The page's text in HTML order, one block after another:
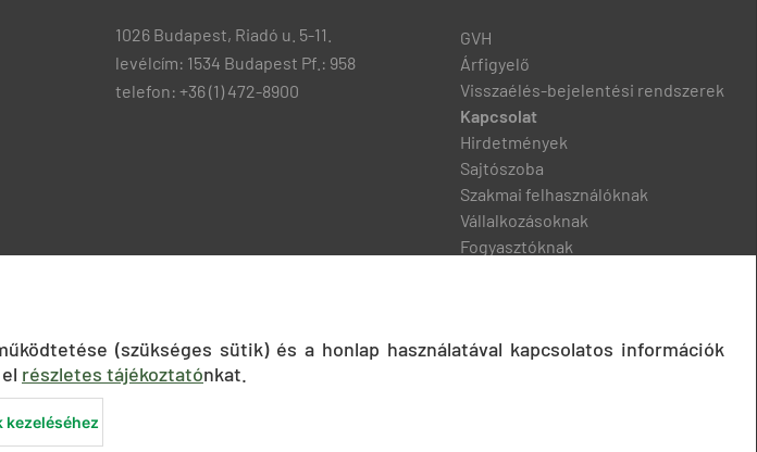
1026 Budapest, Riadó u. 5-11.
levélcím: 1534 Budapest Pf.: 958
telefon: +36 (1) 472-8900
GVH
Árfigyelő
Visszaélés-bejelentési rendszerek
Kapcsolat
Hirdetmények
Sajtószoba
Szakmai felhasználóknak
Vállalkozásoknak
Fogyasztóknak
(szükséges sütik) és a honlap használatával kapcsolatos információk
részletes tájékoztatónkat.
kezeléséhez